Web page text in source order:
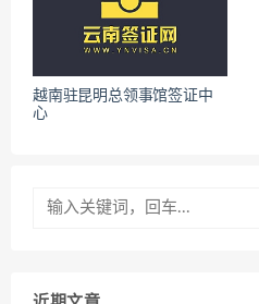
越南驻昆明总领事馆签证中
心